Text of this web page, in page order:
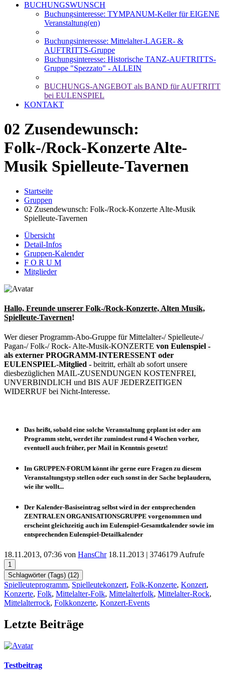
BUCHUNGSWUNSCH
Buchungsinteresse: TYMPANUM-Keller für EIGENE
Veranstaltung(en)
Buchungsinteressse: Mittelalter-LAGER- &
AUFTRITTS-Gruppe
Buchungsinteresse: Historische TANZ-AUFTRITTS-
Gruppe "Spezzato" - ALLEIN
BUCHUNGS-ANGEBOT als BAND für AUFTRITT
bei EULENSPIEL
KONTAKT
02 Zusendewunsch:
Folk-/Rock-Konzerte Alte-
Musik Spielleute-Tavernen
Startseite
Gruppen
02 Zusendewunsch: Folk-/Rock-Konzerte Alte-Musik
Spielleute-Tavernen
Übersicht
Detail-Infos
Gruppen-Kalender
F O R U M
Mitglieder
Hallo, Freunde unserer Folk-/Rock-Konzerte, Alten Musik,
Spielleute-Tavernen!
Wer dieser Programm-Abo-Gruppe für Mittelalter-/ Spielleute-/
Pagan-/ Folk-/ Rock- Alte-Musik-KONZERTE von Eulenspiel -
als externer PROGRAMM-INTERESSENT oder
EULENSPIEL-Mitglied - beitritt, erhält ab sofort unsere
diesbezüglichen MAIL-ZUSENDUNGEN KOSTENFREI,
UNVERBINDLICH und BIS AUF JEDERZEITIGEN
WIDERRUF bei Nicht-Interesse.
Das heißt, sobald eine solche Veranstaltung geplant ist oder am
Programm steht, werdet ihr zumindest rund 4 Wochen vorher,
eventuell auch früher, per Mail in Kenntnis gesetzt!
Im GRUPPEN-FORUM könnt ihr gerne eure Fragen zu diesem
Veranstaltungstyp stellen oder euch sonst in der Sache beplaudern,
wie ihr wollt...
Der Kalender-Basiseintrag selbst wird in der entsprechenden
ZENTRALEN ORGANISATIONSGRUPPE vorgenommen und
erscheint gleichzeitig auch im Eulenspiel-Gesamtkalender sowie im
entsprechenden Eulenspiel-Detailkalender
18.11.2013, 07:36 von HansChr18.11.2013 | 3746179 Aufrufe
1
Schlagwörter (Tags) (12)
Spielleuteprogramm, Spielleutekonzert, Folk-Konzerte, Konzert,
Konzerte, Folk, Mittelalter-Folk, Mittelalterfolk, Mittelalter-Rock,
Mittelalterrock, Folkkonzerte, Konzert-Events
Letzte Beiträge
Testbeitrag